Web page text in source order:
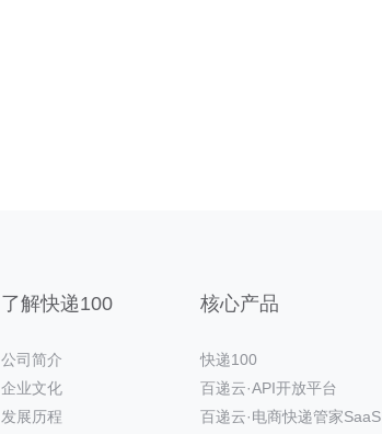
了解快递100
公司简介
企业文化
发展历程
核心产品
快递100
百递云·API开放平台
百递云·电商快递管家SaaS